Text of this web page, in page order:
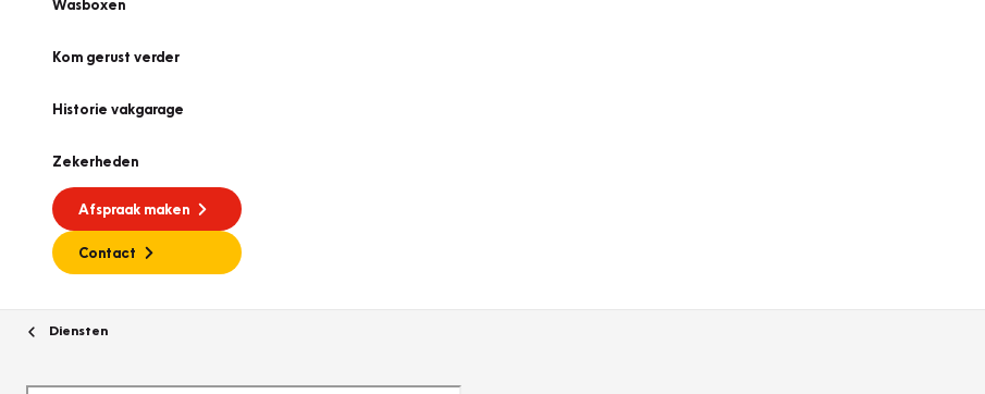
Wasboxen
Kom gerust verder
Historie vakgarage
Zekerheden
Afspraak maken
Contact
Diensten